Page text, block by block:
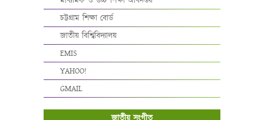
চট্টগ্রাম শিক্ষা বোর্ড
জাতীয় বিশ্বিবিদ্যালয়
EMIS
YAHOO!
GMAIL